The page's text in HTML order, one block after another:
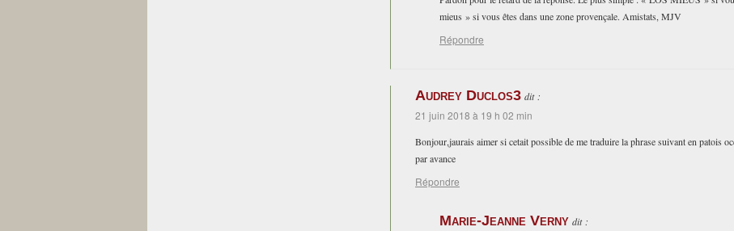
mieus » si vous êtes dans une zone provençale. Amistats, MJV
Répondre
Audrey Duclos3 dit :
21 juin 2018 à 19 h 02 min
Bonjour,jaurais aimer si cetait possible de me traduire la phrase suivant en patois
par avance
Répondre
Marie-Jeanne Verny dit :